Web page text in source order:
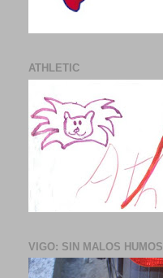
ATHLETIC
VIGO: SIN MALOS HUMOS